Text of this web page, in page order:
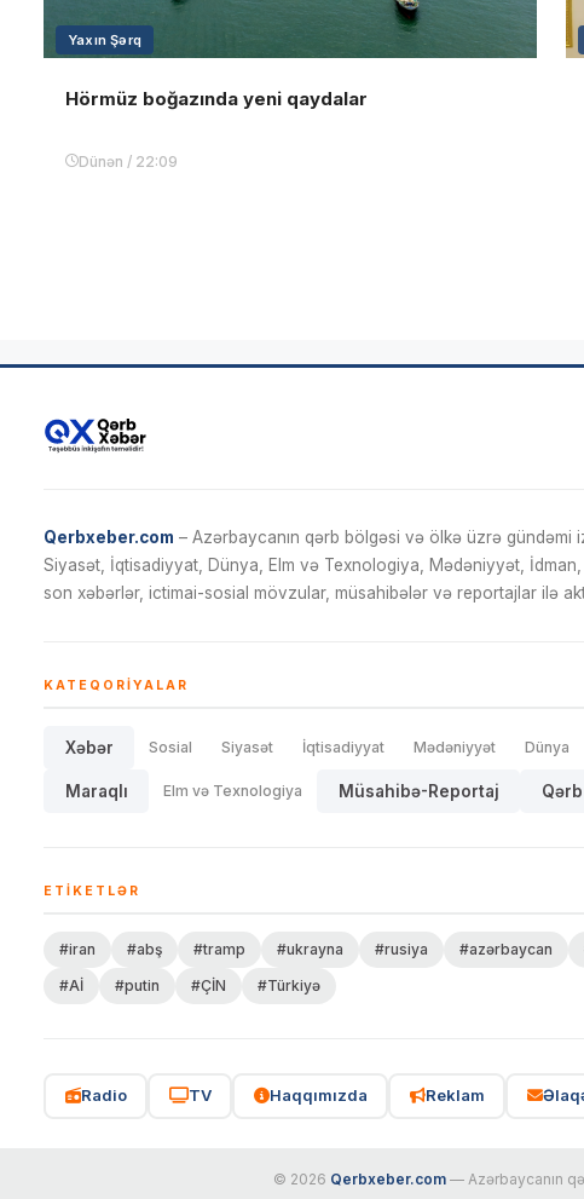
Yaxın Şərq
Hörmüz boğazında yeni qaydalar
Dünən / 22:09
Qerbxeber.com – Azərbaycanın qərb bölgəsi və ölkə üzrə gündəmi
Siyasət, İqtisadiyyat, Dünya, Elm və Texnologiya, Mədəniyyət,
son xəbərlər, ictimai-sosial mövzular, müsahibələr və reportajlar ilə
KATEQORIYALAR
Xəbər Sosial Siyasət İqtisadiyyat Mədəniyyət Dünya
Maraqlı Elm və Texnologiya Müsahibə-Reportaj
ETIKETLƏR
#iran #abş #tramp #ukrayna #rusiya #azərbaycan
#Aİ
#putin #ÇİN #Türkiyə
Radio TV Haqqımızda Reklam
© 2026 Qerbxeber.com — Azərbaycanın